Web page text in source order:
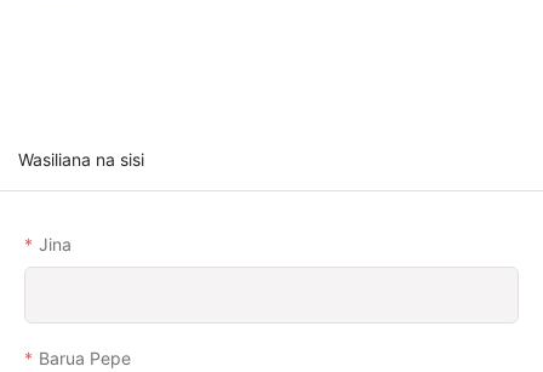
Wasiliana na sisi
Jina
Barua Pepe